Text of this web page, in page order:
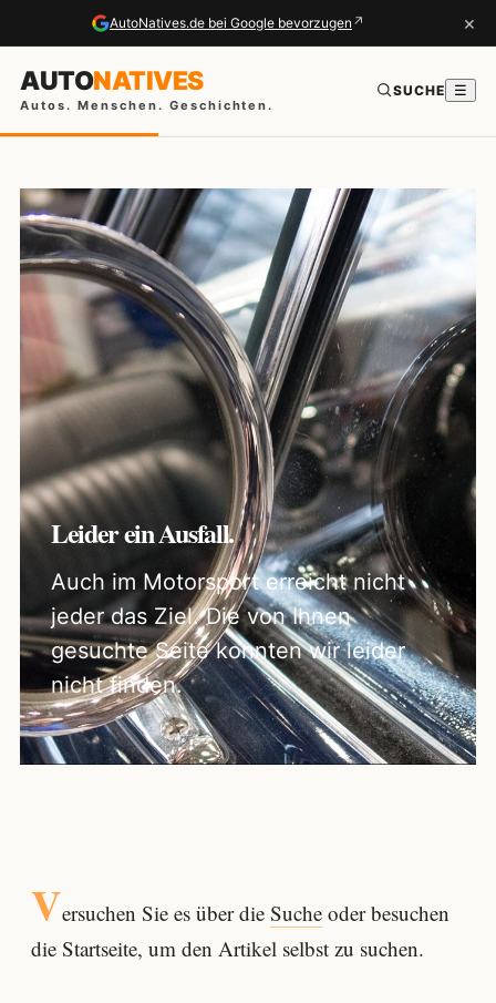
AutoNatives.de bei Google bevorzugen ↗ ×
AUTONATIVES
Autos. Menschen. Geschichten.
SUCHE ☰
Leider ein Ausfall.
Auch im Motorsport erreicht nicht
jeder das Ziel. Die von Ihnen
gesuchte Seite konnten wir leider
nicht finden.
Versuchen Sie es über die Sucheoder besuchen
die Startseite, um den Artikel selbst zu suchen.